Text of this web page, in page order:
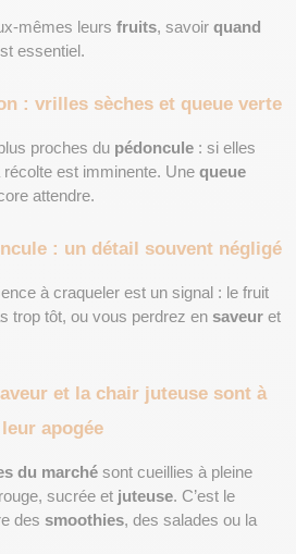
mêmes leurs fruits, savoir quand
essentiel.
: vrilles sèches et queue verte
proches du pédoncule : si elles
est imminente. Une queue
attendre.
: un détail souvent négligé
à craqueler est un signal : le fruit
trop tôt, ou vous perdrez en saveur et
et la chair juteuse sont à
leur apogée
du marché
sucrée et juteuse. C’est le
des smoothies, des salades ou la